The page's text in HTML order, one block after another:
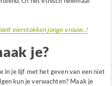
eierstokken jonge vrouw..!
je?
in je lijf met het geven van een niet
kun je verwachten? Maak je